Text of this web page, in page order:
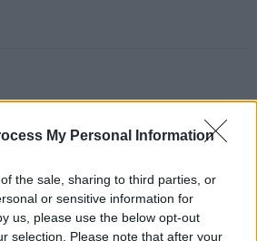
My Personal Information
the sale, sharing to third parties, or
or sensitive information for
us, please use the below opt-out
selection. Please note that after your
z Great Meadows do Amerykańskiej